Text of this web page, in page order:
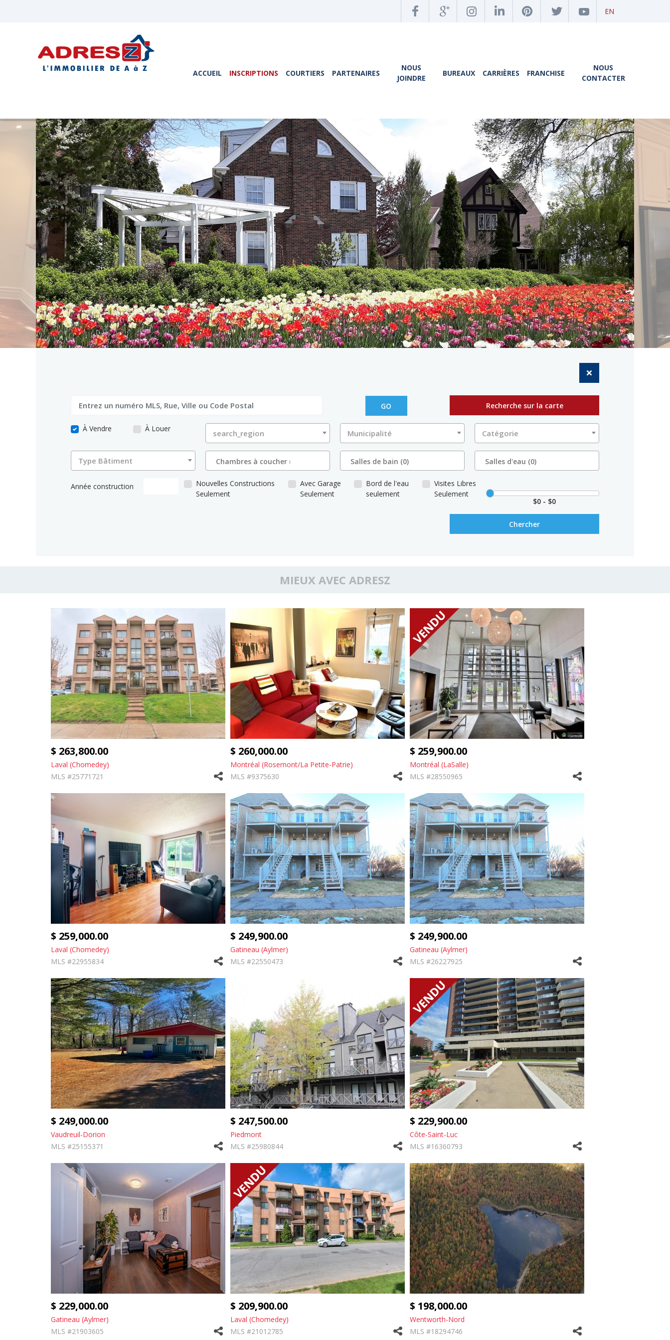
EN
ACCUEIL INSCRIPTIONS COURTIERS PARTENAIRES
NOUS
JOINDRE
BUREAUX CARRIÈRES FRANCHISE
NOUS
CONTACTER
GO Recherche sur la carte
À Vendre À Louer search_region Municipalité Catégorie
Type Bâtiment
Année construction
Nouvelles Constructions
Seulement
Avec Garage
Seulement
Bord de l'eau
seulement
Visites Libres
Seulement
$0 - $0
Chercher
MIEUX AVEC ADRESZ
$ 263,800.00
Laval (Chomedey)
MLS #25771721
$ 260,000.00
Montréal (Rosemont/La Petite-Patrie)
MLS #9375630
$ 259,900.00
Montréal (LaSalle)
MLS #28550965
$ 259,000.00
Laval (Chomedey)
MLS #22955834
$ 249,900.00
Gatineau (Aylmer)
MLS #22550473
$ 249,900.00
Gatineau (Aylmer)
MLS #26227925
$ 249,000.00
Vaudreuil-Dorion
MLS #25155371
$ 247,500.00
Piedmont
MLS #25980844
$ 229,900.00
Côte-Saint-Luc
MLS #16360793
$ 229,000.00
Gatineau (Aylmer)
MLS #21903605
$ 209,900.00
Laval (Chomedey)
MLS #21012785
$ 198,000.00
Wentworth-Nord
MLS #18294746